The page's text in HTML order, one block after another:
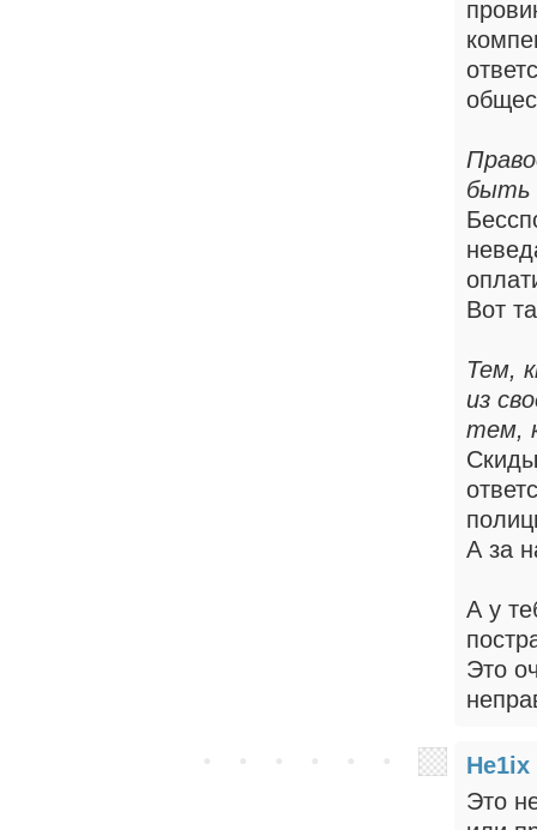
быть
Вот
Тем,
из
тем,
А за
А у
Это
He1ix
Это